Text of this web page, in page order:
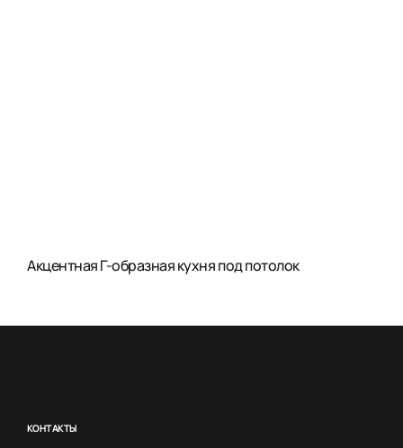
Акцентная Г-образная кухня под потолок
КОНТАКТЫ